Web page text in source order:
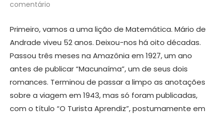
comentário
Primeiro, vamos a uma lição de Matemática. Mário de
Andrade viveu 52 anos. Deixou-nos há oito décadas.
Passou três meses na Amazônia em 1927, um ano
antes de publicar “Macunaíma”, um de seus dois
romances. Terminou de passar a limpo as anotações
sobre a viagem em 1943, mas só foram publicadas,
com o título “O Turista Aprendiz”, postumamente em